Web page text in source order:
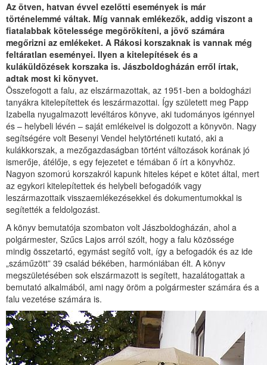
Az ötven, hatvan évvel ezelőtti események is már
történelemmé váltak. Míg vannak emlékezők, addig viszont a
fiatalabbak kötelessége megörökíteni, a jövő számára
megőrizni az emlékeket. A Rákosi korszaknak is vannak még
feltáratlan eseményei. Ilyen a kitelepítések és a
kuláküldözések korszaka is. Jászboldogházán erről írtak,
adtak most ki könyvet.
Összefogott a falu, az elszármazottak, az 1951-ben a boldogházi
tanyákra kitelepítettek és leszármazottai. Így született meg Papp
Izabella nyugalmazott levéltáros könyve, aki tudományos igénnyel
és – helybeli lévén – saját emlékeivel is dolgozott a könyvön. Nagy
segítségére volt Besenyi Vendel helytörténeti kutató, aki a
kulákkorszak, a mezőgazdaságban történt változások korának jó
ismerője, átélője, s egy fejezetet e témában ő írt a könyvhöz.
Nagyon szomorú korszakról kapunk hiteles képet e kötet által, mert
az egykori kitelepítettek és helybeli befogadóik vagy
leszármazottaik visszaemlékezésekkel és dokumentumokkal is
segítették a feldolgozást.
A könyv bemutatója szombaton volt Jászboldogházán, ahol a
polgármester, Szűcs Lajos arról szólt, hogy a falu közössége
mindig összetartó, egymást segítő volt, így a befogadók és az ide
„száműzött” 39 család békében, harmóniában élt. A könyv
megszületésében sok elszármazott is segített, hazalátogattak a
bemutató alkalmából, ami nagy öröm a polgármester számára és a
falu vezetése számára is.